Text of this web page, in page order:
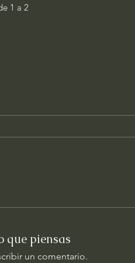
1 a 2
que piensas
un comentario.